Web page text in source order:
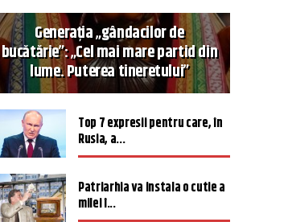
Generația „gândacilor de
bucătărie”: „Cel mai mare partid din
lume. Puterea tineretului”
Top 7 expresii pentru care, în
Rusia, a...
Patriarhia va instala o cutie a
milei î...